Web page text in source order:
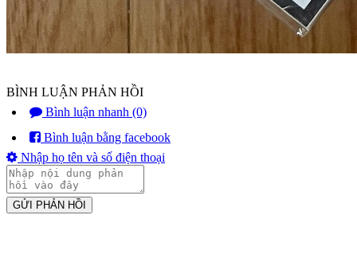
BÌNH LUẬN PHẢN HỒI
Bình luận nhanh (0)
Bình luận bằng facebook
Nhập họ tên và số điện thoại
GỬI PHẢN HỒI